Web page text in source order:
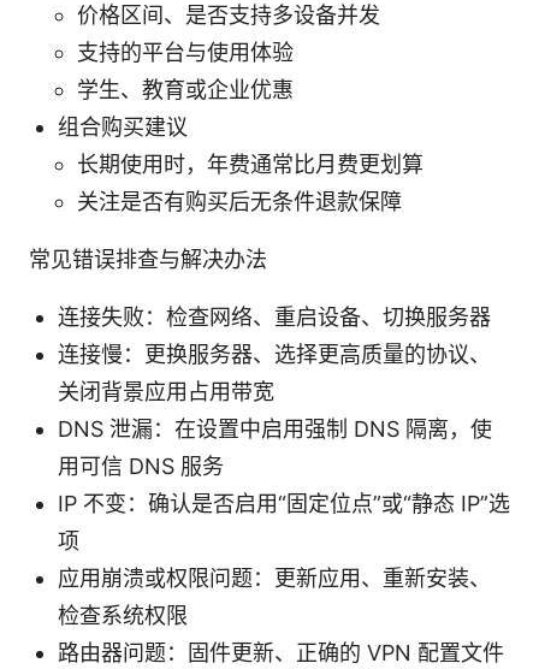
价格区间、是否支持多设备并发
支持的平台与使用体验
学生、教育或企业优惠
组合购买建议
长期使用时，年费通常比月费更划算
关注是否有购买后无条件退款保障
常见错误排查与解决办法
连接失败：检查网络、重启设备、切换服务器
连接慢：更换服务器、选择更高质量的协议、
关闭背景应用占用带宽
DNS 泄漏：在设置中启用强制 DNS 隔离，使
用可信 DNS 服务
IP 不变：确认是否启用“固定位点”或“静态 IP”选
项
应用崩溃或权限问题：更新应用、重新安装、
检查系统权限
路由器问题：固件更新、正确的 VPN 配置文件